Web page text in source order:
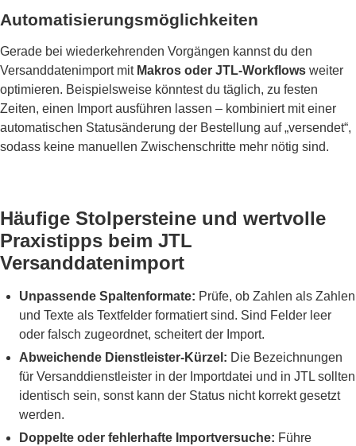
Automatisierungsmöglichkeiten
Gerade bei wiederkehrenden Vorgängen kannst du den
Versanddatenimport mit Makros oder JTL-Workflows weiter
optimieren. Beispielsweise könntest du täglich, zu festen
Zeiten, einen Import ausführen lassen – kombiniert mit einer
automatischen Statusänderung der Bestellung auf „versendet“,
sodass keine manuellen Zwischenschritte mehr nötig sind.
Häufige Stolpersteine und wertvolle
Praxistipps beim JTL
Versanddatenimport
Unpassende Spaltenformate: Prüfe, ob Zahlen als Zahlen
und Texte als Textfelder formatiert sind. Sind Felder leer
oder falsch zugeordnet, scheitert der Import.
Abweichende Dienstleister-Kürzel: Die Bezeichnungen
für Versanddienstleister in der Importdatei und in JTL sollten
identisch sein, sonst kann der Status nicht korrekt gesetzt
werden.
Doppelte oder fehlerhafte Importversuche: Führe